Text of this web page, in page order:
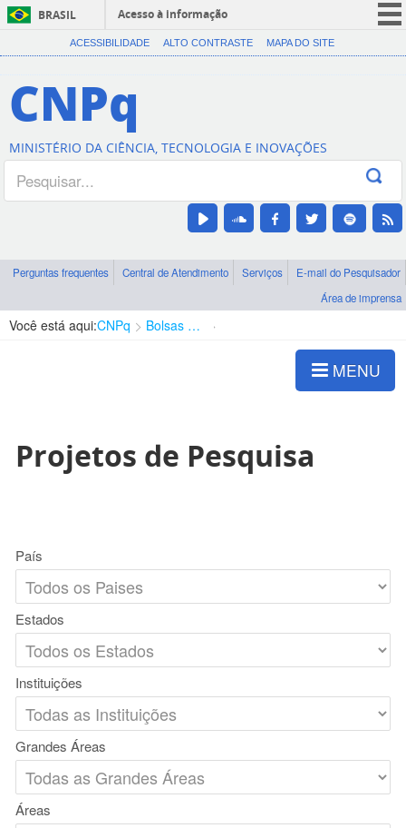
BRASIL
Acesso à informação
CORONAVÍRUS (COVID-19)
Canais
ACESSIBILIDADE ALTO CONTRASTE MAPA DO SITE
CNPq
MINISTÉRIO DA CIÊNCIA, TECNOLOGIA E INOVAÇÕES
Perguntas frequentes Central de Atendimento Serviços
E-mail do Pesquisador
Área de imprensa
Você está aqui:CNPq Bolsas e Auxílios Vigentes
MENU
Projetos de Pesquisa
País
Estados
Instituições
Grandes Áreas
Áreas